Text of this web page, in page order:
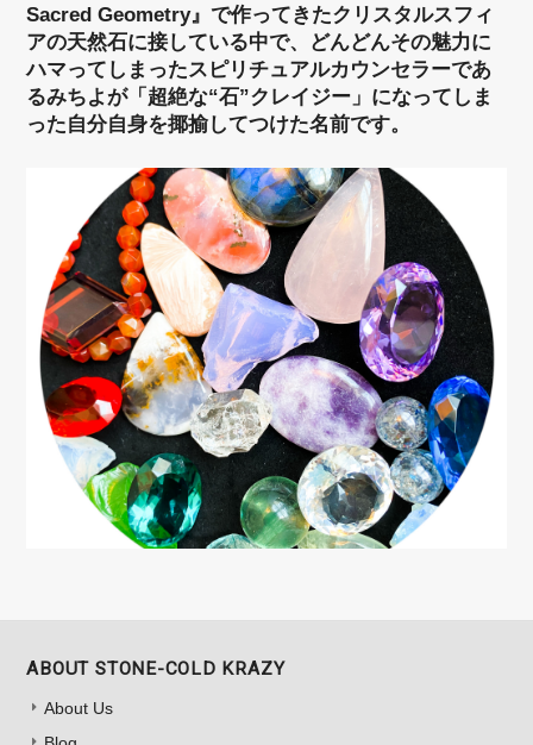
Sacred Geometry』で作ってきたクリスタルスフィ
アの天然石に接している中で、どんどんその魅力に
ハマってしまったスピリチュアルカウンセラーであ
るみちよが「超絶な“石”クレイジー」になってしま
った自分自身を揶揄してつけた名前です。
ABOUT STONE-COLD KRAZY
About Us